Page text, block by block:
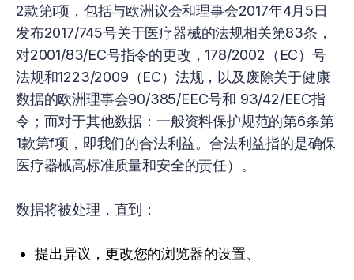
2款第i项，包括与欧洲议会和理事会2017年4月5日
发布2017/745号关于医疗器械的法规相关第83条，
对2001/83/EC号指令的更改，178/2002（EC）号
法规和1223/2009（EC）法规，以及废除关于健康
数据的欧洲理事会90/385/EEC号和 93/42/EEC指
令；而对于其他数据：一般资料保护规范的第6条第
1款第f项，即我们的合法利益。合法利益指的是确保
医疗器械高标准质量和安全的责任）。
数据将被处理，直到：
提出异议，更改您的浏览器的设置、